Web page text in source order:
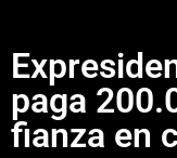
paga
fianza en